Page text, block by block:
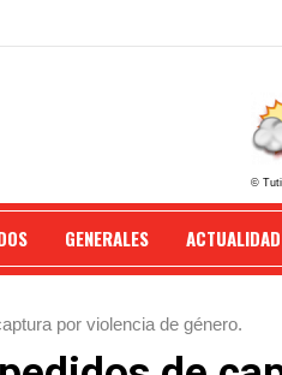
GENERALES ACTUALIDAD
por violencia de género.